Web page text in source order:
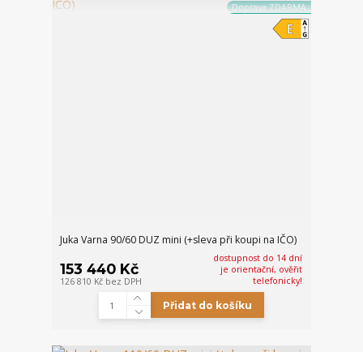
Doprava ZDARMA
Juka Varna 90/60 DUZ mini (+sleva při koupi na IČO)
153 440 Kč
126 810 Kč bez DPH
dostupnost do 14 dní
je orientační, ověřit
telefonicky!
Přidat do košíku